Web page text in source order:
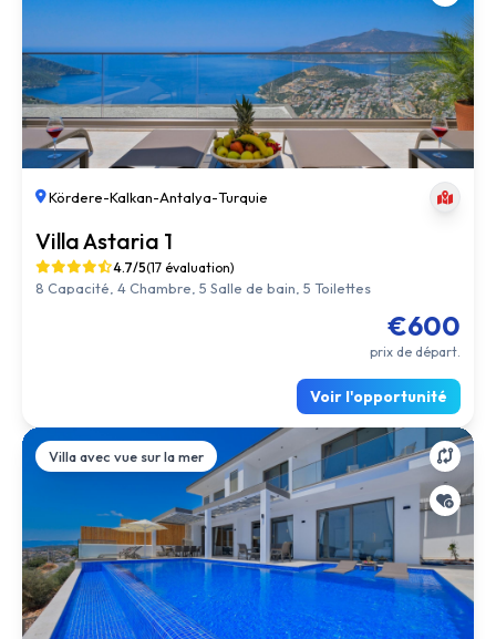
Kördere-Kalkan-Antalya-Turquie
Villa Astaria 1
4.7/5(17 évaluation)
8 Capacité, 4 Chambre, 5 Salle de bain, 5 Toilettes
€600
prix de départ.
Voir l'opportunité
Villa avec vue sur la mer